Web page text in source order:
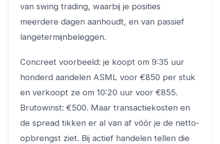
van swing trading, waarbij je posities
meerdere dagen aanhoudt, en van passief
langetermijnbeleggen.
Concreet voorbeeld: je koopt om 9:35 uur
honderd aandelen ASML voor €850 per stuk
en verkoopt ze om 10:20 uur voor €855.
Brutowinst: €500. Maar transactiekosten en
de spread tikken er al van af vóór je de netto-
opbrengst ziet. Bij actief handelen tellen die